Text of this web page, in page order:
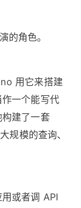
的角色。
用它来搭建
一个能写代
建了一套
规模的查询、
或者调 API